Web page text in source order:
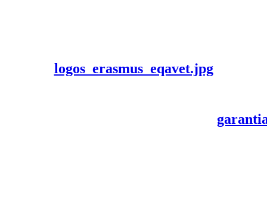
logos_erasmus_eqavet.jpg